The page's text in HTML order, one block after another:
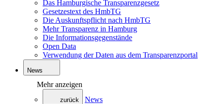
Das Hamburgische Transparenzgesetz
Gesetzestext des HmbTG
Die Auskunftspflicht nach HmbTG
Mehr Transparenz in Hamburg
Die Informationsgegenstände
Open Data
Verwendung der Daten aus dem Transparenzportal
News
Mehr anzeigen
zurück
News